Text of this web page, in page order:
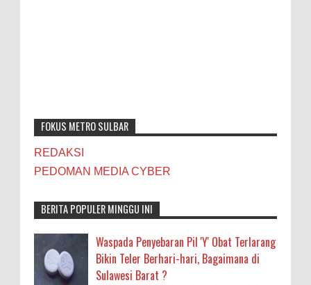
FOKUS METRO SULBAR
REDAKSI
PEDOMAN MEDIA CYBER
BERITA POPULER MINGGU INI
Waspada Penyebaran Pil 'Y' Obat Terlarang
Bikin Teler Berhari-hari, Bagaimana di
Sulawesi Barat ?